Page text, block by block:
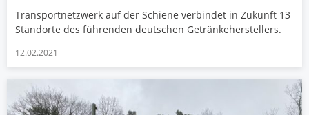
Transportnetzwerk auf der Schiene verbindet in Zukunft 13
Standorte des führenden deutschen Getränkeherstellers.
12.02.2021